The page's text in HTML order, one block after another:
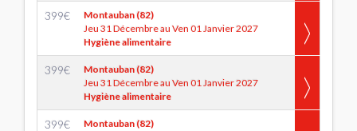
399€
Montauban (82)
Jeu 31 Décembre au Ven 01 Janvier 2027
Hygiène alimentaire
399€
Montauban (82)
Jeu 31 Décembre au Ven 01 Janvier 2027
Hygiène alimentaire
399€ Montauban (82)